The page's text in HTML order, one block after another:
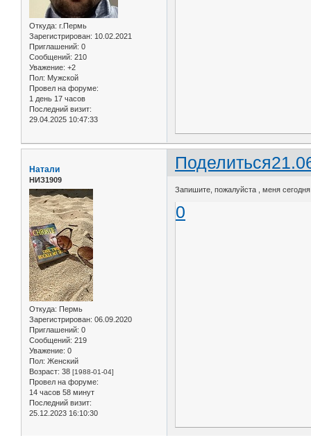
Откуда: г.Пермь
Зарегистрирован: 10.02.2021
Приглашений: 0
Сообщений: 210
Уважение: +2
Пол: Мужской
Провел на форуме:
1 день 17 часов
Последний визит:
29.04.2025 10:47:33
Поделиться
Натали
НИЗ1909
Откуда: Пермь
Зарегистрирован: 06.09.2020
Приглашений: 0
Сообщений: 219
Уважение: 0
Пол: Женский
Возраст: 38 [1988-01-04]
Провел на форуме:
14 часов 58 минут
Последний визит:
25.12.2023 16:10:30
Запишите, пожалуйста , меня
0